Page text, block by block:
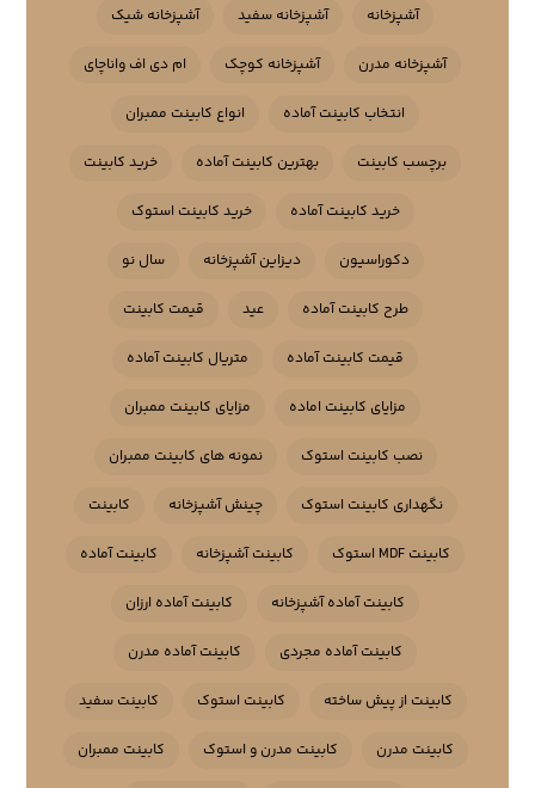
آشپزخانه آشپزخانه سفید آشپزخانه شیک
آشپزخانه مدرن آشپزخانه کوچک ام دی اف واناچای
انتخاب کابینت آماده انواع کابینت ممبران
برچسب کابینت بهترین کابینت آماده خرید کابینت
خرید کابینت آماده خرید کابینت استوک
دکوراسیون دیزاین آشپزخانه سال نو
طرح کابینت آماده عید قیمت کابینت
قیمت کابینت آماده متریال کابینت آماده
مزایای کابینت اماده مزایای کابینت ممبران
نصب کابینت استوک نمونه های کابینت ممبران
نگهداری کابینت استوک چینش آشپزخانه کابینت
کابینت MDF استوک کابینت آشپزخانه کابینت آماده
کابینت آماده آشپزخانه کابینت آماده ارزان
کابینت آماده مجردی کابینت آماده مدرن
کابینت از پیش ساخته کابینت استوک کابینت سفید
کابینت مدرن کابینت مدرن و استوک کابینت ممبران